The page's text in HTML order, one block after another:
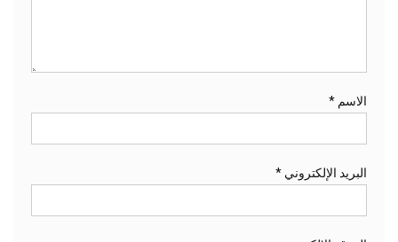
الاسم *
البريد الإلكتروني *